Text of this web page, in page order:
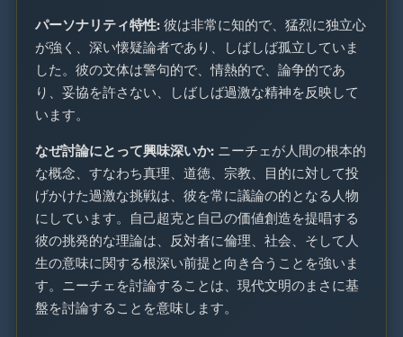
パーソナリティ特性: 彼は非常に知的で、猛烈に独立心
が強く、深い懐疑論者であり、しばしば孤立していま
した。彼の文体は警句的で、情熱的で、論争的であ
り、妥協を許さない、しばしば過激な精神を反映して
います。
なぜ討論にとって興味深いか: ニーチェが人間の根本的
な概念、すなわち真理、道徳、宗教、目的に対して投
げかけた過激な挑戦は、彼を常に議論の的となる人物
にしています。自己超克と自己の価値創造を提唱する
彼の挑発的な理論は、反対者に倫理、社会、そして人
生の意味に関する根深い前提と向き合うことを強いま
す。ニーチェを討論することは、現代文明のまさに基
盤を討論することを意味します。